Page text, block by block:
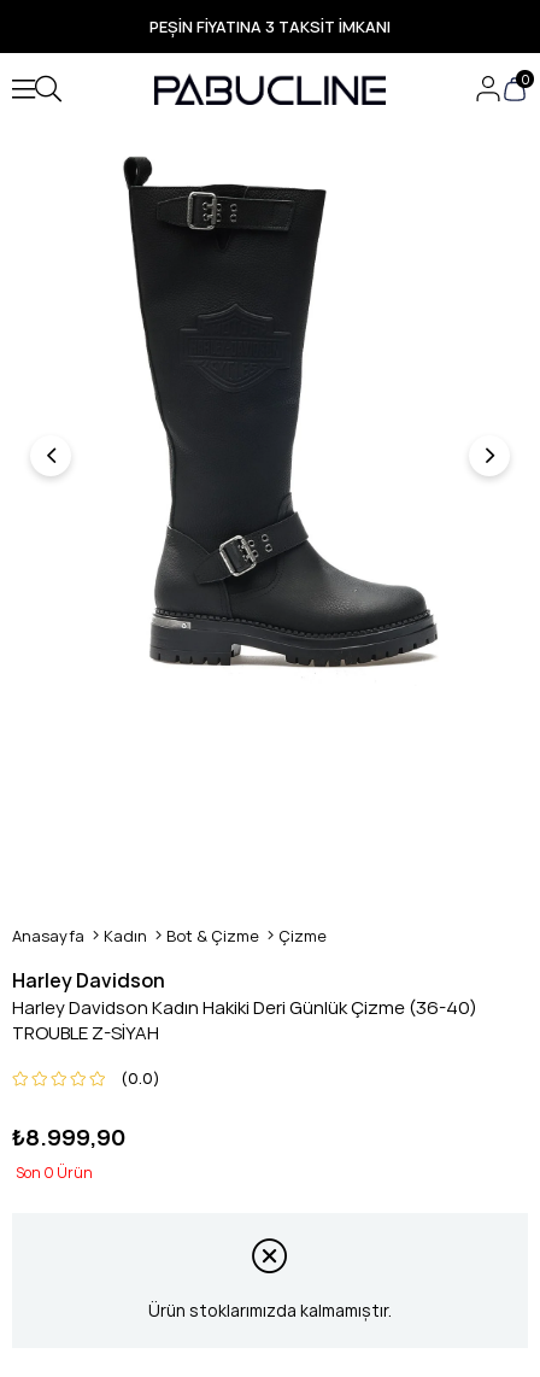
PEŞİN FİYATINA 3 TAKSİT İMKANI
TÜM ÜRÜNLERDE ÜCRETSİZ KARGO
Yeni Sezon Ürünlerde Özel Fırsatlar
Seçili Ürünlerde Hızlı Teslimat
0
Anasayfa Kadın Bot & Çizme Çizme
Harley Davidson
Harley Davidson Kadın Hakiki Deri Günlük Çizme (36-40)
TROUBLE Z-SİYAH
0.0
₺8.999,90
0
Ürün stoklarımızda kalmamıştır.